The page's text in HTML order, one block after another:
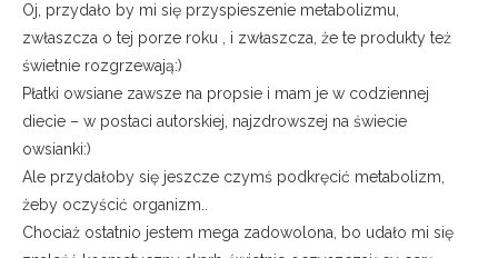
Oj, przydało by mi się przyspieszenie metabolizmu,
zwłaszcza o tej porze roku , i zwłaszcza, że te produkty też
świetnie rozgrzewają:)
Płatki owsiane zawsze na propsie i mam je w codziennej
diecie – w postaci autorskiej, najzdrowszej na świecie
owsianki:)
Ale przydałoby się jeszcze czymś podkręcić metabolizm,
żeby oczyścić organizm..
Chociaż ostatnio jestem mega zadowolona, bo udało mi się